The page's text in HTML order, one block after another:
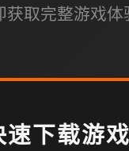
获取完整游戏体
速下载游戏